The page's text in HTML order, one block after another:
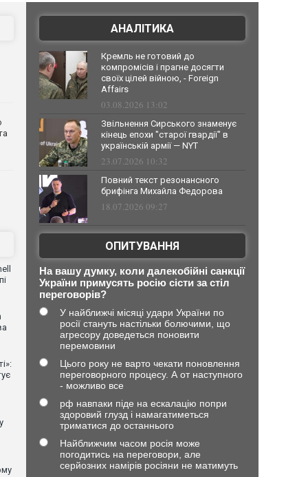
АНАЛІТИКА
Кремль не готовий до
компромісів і прагне досягти
своїх цілей війною, - Foreign
Affairs
03.08.2026 13:02
Звільнення Сирського знаменує
кінець епохи "старої гвардії" в
українській армії — NYT
23.07.2026 10:32
Повний текст резонансного
брифінга Михайла Федорова
18.07.2026 09:27
ОПИТУВАННЯ
На вашу думку, коли далекобійні санкції
України примусять росію сісти за стіл
переговорів?
У найближчі місяці удари України по
росії стануть настільки болючими, що
агресору доведеться поновити
перемовини
Цього року не варто чекати поновлення
переговорного процесу. А от наступного
- можливо все
рф навпаки піде на ескалацію попри
здоровий глузд і намагатиметься
триматися до останнього
Найближчим часом росія може
погодитись на переговори, але
серйозних намірів росіяни не матимуть